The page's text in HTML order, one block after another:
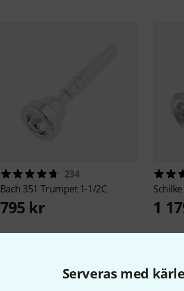
Serveras med
234
Bach 351 Trumpet 1-1/2C
795 kr
Schilke
1